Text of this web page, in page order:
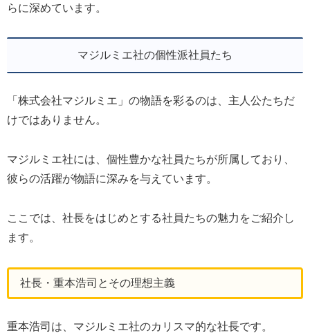
らに深めています。
マジルミエ社の個性派社員たち
「株式会社マジルミエ」の物語を彩るのは、主人公たちだ
けではありません。
マジルミエ社には、個性豊かな社員たちが所属しており、
彼らの活躍が物語に深みを与えています。
ここでは、社長をはじめとする社員たちの魅力をご紹介し
ます。
社長・重本浩司とその理想主義
重本浩司は、マジルミエ社のカリスマ的な社長です。